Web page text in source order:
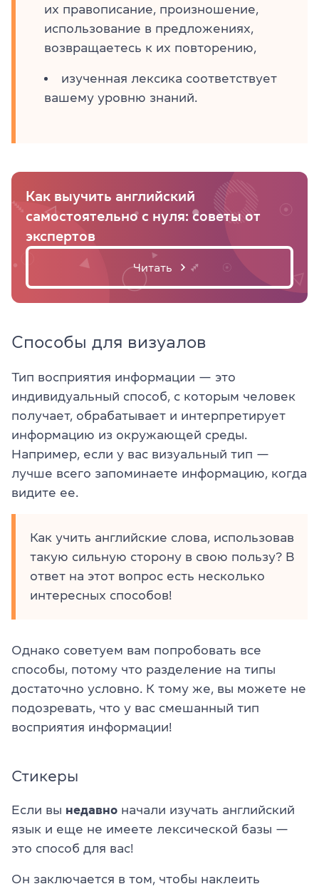
их правописание, произношение,
использование в предложениях,
возвращаетесь к их повторению,
изученная лексика соответствует
вашему уровню знаний.
Как выучить английский
самостоятельно с нуля: советы от
экспертов
Читать
Способы для визуалов
Тип восприятия информации — это
индивидуальный способ, с которым человек
получает, обрабатывает и интерпретирует
информацию из окружающей среды.
Например, если у вас визуальный тип —
лучше всего запоминаете информацию, когда
видите ее.
Как учить английские слова, использовав
такую сильную сторону в свою пользу? В
ответ на этот вопрос есть несколько
интересных способов!
Однако советуем вам попробовать все
способы, потому что разделение на типы
достаточно условно. К тому же, вы можете не
подозревать, что у вас смешанный тип
восприятия информации!
Стикеры
Если вы недавно начали изучать английский
язык и еще не имеете лексической базы —
это способ для вас!
Он заключается в том, чтобы наклеить